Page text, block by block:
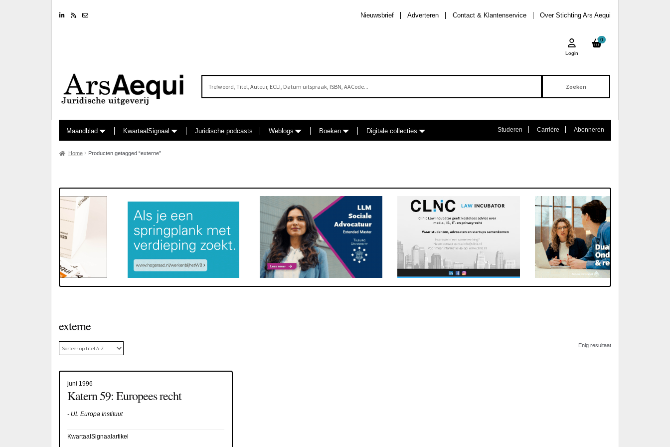
LinkedinRSS feed Over Stichting Ars Aequi
Contact & Klantenservice
Adverteren
Nieuwsbrief
0
Login
Maandblad KwartaalSignaal Juridische podcasts Weblogs Boeken Digitale collecties Studeren Carrière Abonneren
Home Producten getagged “externe”
externe
Enig resultaat
juni 1996
Katern 59: Europees recht
- UL Europa Instituut
KwartaalSignaalartikel